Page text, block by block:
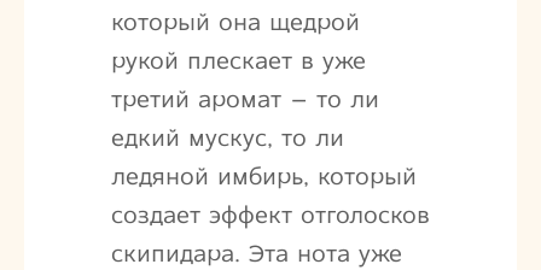
который она щедрой
рукой плескает в уже
третий аромат – то ли
едкий мускус, то ли
ледяной имбирь, который
создает эффект отголосков
скипидара. Эта нота уже